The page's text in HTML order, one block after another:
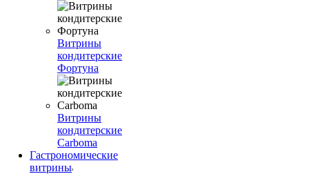
Витрины
кондитерские
Фортуна
Витрины
кондитерские
Carboma
Гастрономические
витрины